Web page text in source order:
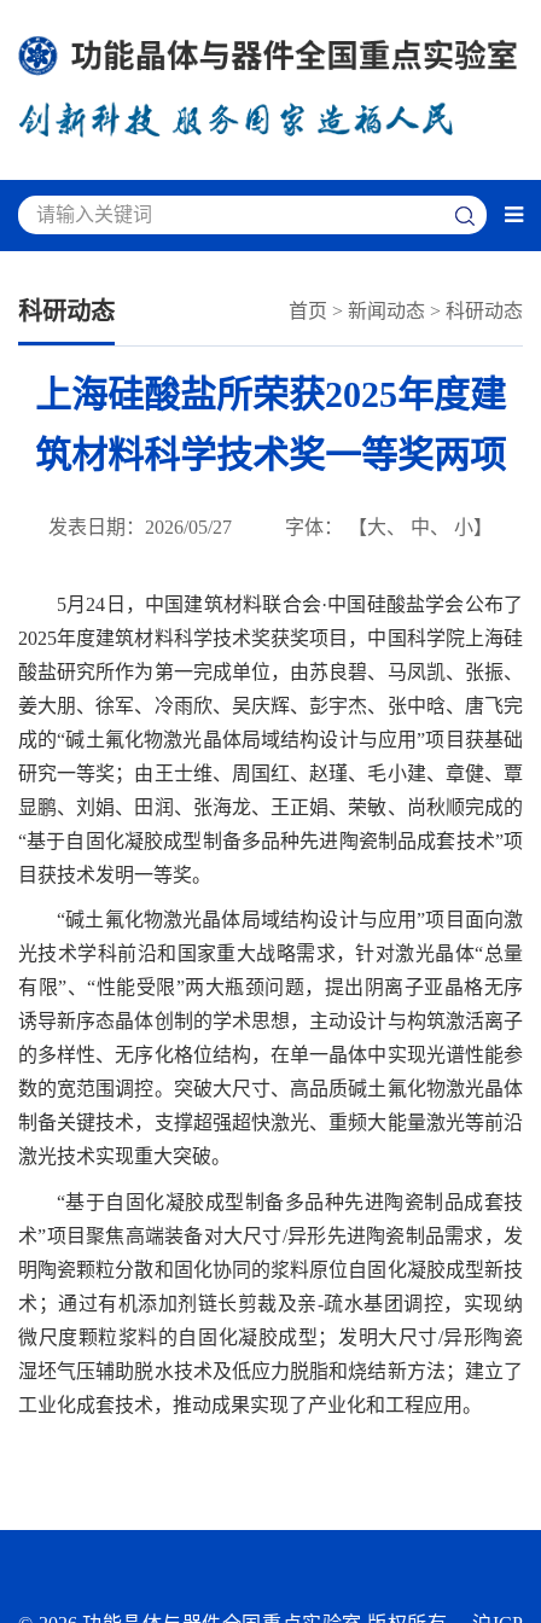
科研动态 首页 > 新闻动态 > 科研动态
上海硅酸盐所荣获2025年度建
筑材料科学技术奖一等奖两项
发表日期：2026/05/27 字体： 【大、 中、 小】
5月 24 日，中国建筑材料联合会·中国硅酸盐学会公布了
2025年度建筑材料科学技术奖获奖项目，中国科学院上海硅
酸盐研究所作为第一完成单位，由苏良碧、马凤凯、张振、
姜大朋、徐军、冷雨欣、吴庆辉、彭宇杰、张中晗、唐飞完
成的“碱土氟化物激光晶体局域结构设计与应用”项目获基础
研究一等奖；由王士维、周国红、赵瑾、毛小建、章健、覃
显鹏、刘娟、田润、张海龙、王正娟、荣敏、尚秋顺完成的
“基于自固化凝胶成型制备多品种先进陶瓷制品成套技术”项
目获技术发明一等奖。
“碱土氟化物激光晶体局域结构设计与应用”项目面向激
光技术学科前沿和国家重大战略需求，针对激光晶体“总量
有限”、“性能受限”两大瓶颈问题，提出阴离子亚晶格无序
诱导新序态晶体创制的学术思想，主动设计与构筑激活离子
的多样性、无序化格位结构，在单一晶体中实现光谱性能参
数的宽范围调控。突破大尺寸、高品质碱土氟化物激光晶体
制备关键技术，支撑超强超快激光、重频大能量激光等前沿
激光技术实现重大突破。
“基于自固化凝胶成型制备多品种先进陶瓷制品成套技
术”项目聚焦高端装备对大尺寸/异形先进陶瓷制品需求，发
明陶瓷颗粒分散和固化协同的浆料原位自固化凝胶成型新技
术；通过有机添加剂链长剪裁及亲-疏水基团调控，实现纳
微尺度颗粒浆料的自固化凝胶成型；发明大尺寸/异形陶瓷
湿坯气压辅助脱水技术及低应力脱脂和烧结新方法；建立了
工业化成套技术，推动成果实现了产业化和工程应用。